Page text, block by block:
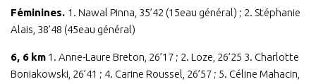
Féminines. 1. Nawal Pinna, 35’42 (15eau général) ; 2. Stéphanie
Alais, 38’48 (45eau général)
6, 6 km 1. Anne-Laure Breton, 26’17 ; 2. Loze, 26’25 3. Charlotte
Boniakowski, 26’41 ; 4. Carine Roussel, 26’57 ; 5. Céline Mahacin,